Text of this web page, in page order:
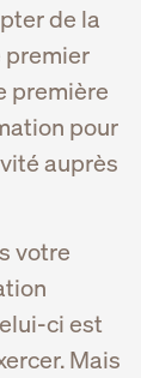
de la
premier
première
pour
auprès
votre
ci est
Mais